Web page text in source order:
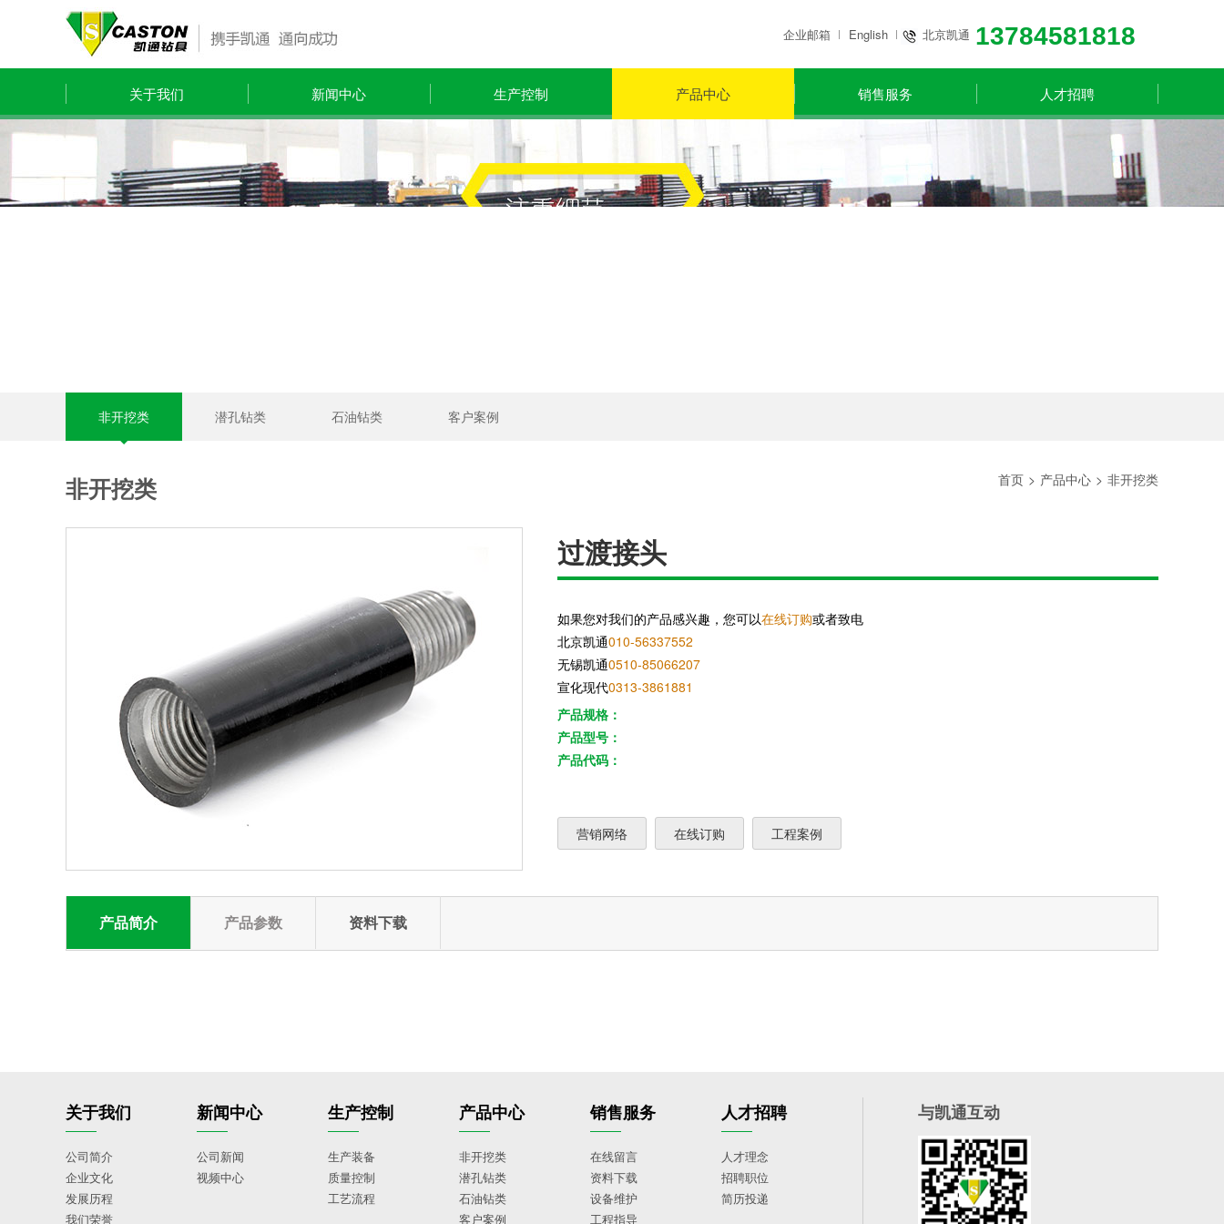
北京凯通 13784581818
0510-85066207
宣化现代 0313-3861881
English
企业邮箱
关于我们 新闻中心 生产控制 产品中心 销售服务 人才招聘
非开挖类 潜孔钻类 石油钻类 客户案例
非开挖类 首页 > 产品中心 > 非开挖类
过渡接头
如果您对我们的产品感兴趣，您可以在线订购或者致电
北京凯通010-56337552
无锡凯通0510-85066207
宣化现代0313-3861881
产品规格：
产品型号：
产品代码：
营销网络 在线订购 工程案例
产品简介 产品参数 资料下载
关于我们
公司简介
企业文化
发展历程
我们荣誉
新闻中心
公司新闻
视频中心
生产控制
生产装备
质量控制
工艺流程
产品中心
非开挖类
潜孔钻类
石油钻类
客户案例
销售服务
在线留言
资料下载
设备维护
工程指导
人才招聘
人才理念
招聘职位
简历投递
与凯通互动